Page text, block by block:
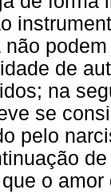
de
na
se
pelo
o